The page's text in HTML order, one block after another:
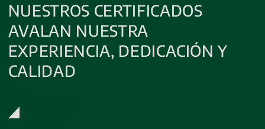
NUESTROS CERTIFICADOS
AVALAN NUESTRA
EXPERIENCIA, DEDICACIÓN Y
CALIDAD